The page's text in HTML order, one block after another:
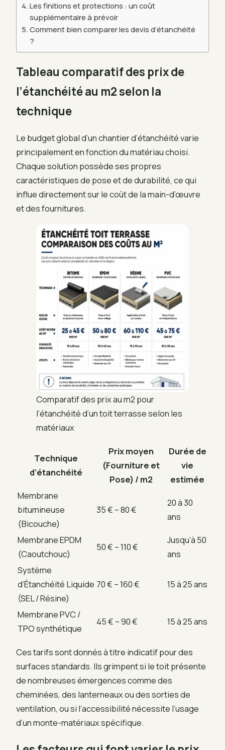
Les finitions et protections : un coût
supplémentaire à prévoir
Comment bien comparer les devis d’étanchéité
?
Tableau comparatif des prix de
l’étanchéité au m2 selon la
technique
Le budget global d’un chantier d’étanchéité varie
principalement en fonction du matériau choisi.
Chaque solution possède ses propres
caractéristiques de pose et de durabilité, ce qui
influe directement sur le coût de la main-d’œuvre
et des fournitures.
Comparatif des prix au m2 pour
l’étanchéité d’un toit terrasse selon les
matériaux
Technique
d’étanchéité
Prix moyen
(Fourniture et
Pose) / m2
Durée de
vie
estimée
Membrane
bitumineuse
(Bicouche)
35 € – 80 €
20 à 30
ans
Membrane EPDM
(Caoutchouc)
50 € – 110 €
Jusqu’à 50
ans
Système
d’Étanchéité Liquide
(SEL / Résine)
70 € – 160 € 15 à 25 ans
Membrane PVC /
TPO synthétique
45 € – 90 € 15 à 25 ans
Ces tarifs sont donnés à titre indicatif pour des
surfaces standards. Ils grimpent si le toit présente
de nombreuses émergences comme des
cheminées, des lanterneaux ou des sorties de
ventilation, ou si l’accessibilité nécessite l’usage
d’un monte-matériaux spécifique.